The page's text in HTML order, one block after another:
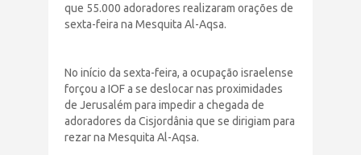
Eventos
Junte-se a nós
PUBLICAÇÕES
que 55.000 adoradores realizaram orações de
sexta-feira na Mesquita Al-Aqsa.
No início da sexta-feira, a ocupação israelense
forçou a IOF a se deslocar nas proximidades
de Jerusalém para impedir a chegada de
adoradores da Cisjordânia que se dirigiam para
rezar na Mesquita Al-Aqsa.